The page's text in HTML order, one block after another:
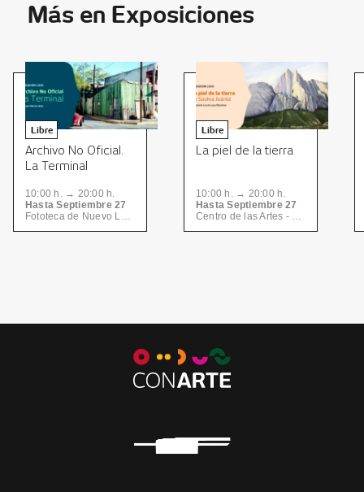
Más en Exposiciones
Libre
Archivo No Oficial.
La Terminal
10:00 h. → 20:00 h.
Hasta Septiembre 27
Libre
La piel de la tierra
10:00 h. → 20:00 h.
Hasta Septiembre 27